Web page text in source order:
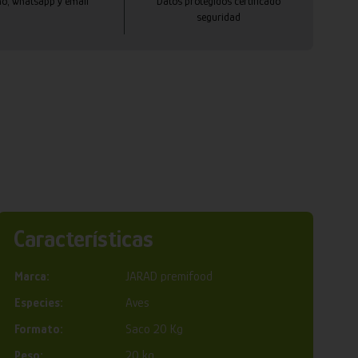
seguridad
Características
Marca:
JARAD premifood
Especies:
Aves
Formato:
Saco 20 Kg